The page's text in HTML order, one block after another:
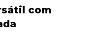
com